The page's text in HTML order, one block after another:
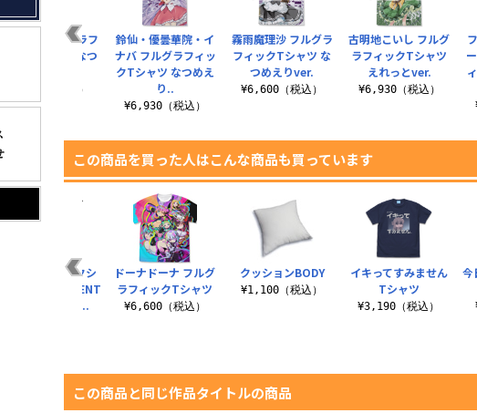
古明地こいし フルグ
ラフィックTシャツ
えれっとver.
¥6,930（税込）
魂魄妖夢 フルグラフ
ィックTシャツ なつ
¥6,600（税込）
鈴仙・優曇華院・イ
ナバ フルグラフィッ
クTシャツ なつめえ
り..
¥6,930（税込）
霧雨魔理沙 フルグラ
フィックTシャツ な
つめえりver.
¥6,600（税込）
この商品を買った人はこんな商品も買っています
イキってすみません
Tシャツ
¥3,190（税込）
今
ブラック★ロックシ
ューター FRAGMENT
両面フルグラフ..
ドーナドーナ フルグ
ラフィックTシャツ
¥6,600（税込）
クッションBODY
¥1,100（税込）
この商品と同じ作品タイトルの商品